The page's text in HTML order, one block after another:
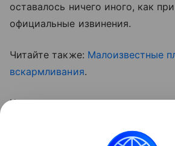
оставалось ничего иного, как
официальные извинения.
Читайте также: Малоизвестные
вскармливания.
Кстати, за нашими новостями